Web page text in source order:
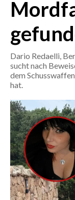
SERVIZI ALLE
BANDI
SPORT IN
SPORT
RISULTATI E
CALCIO
CALCIO REGIONALE
BASKET
VOLLEY
MOTORI
TENNIS
Dario Redaelli,
sucht nach
dem
hat.